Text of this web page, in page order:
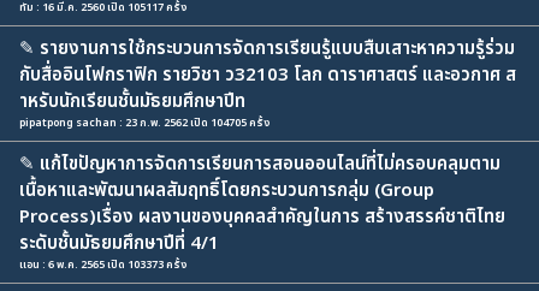
ทัม : 16 มี.ค. 2560 เปิด 105117 ครั้ง
✎ รายงานการใช้กระบวนการจัดการเรียนรู้แบบสืบเสาะหาความรู้ร่วม
กับสื่ออินโฟกราฟิก รายวิชา ว32103 โลก ดาราศาสตร์ และอวกาศ ส
าหรับนักเรียนชั้นมัธยมศึกษาปีท
pipatpong sachan : 23 ก.พ. 2562 เปิด 104705 ครั้ง
✎ แก้ไขปัญหาการจัดการเรียนการสอนออนไลน์ที่ไม่ครอบคลุมตาม
เนื้อหาและพัฒนาผลสัมฤทธิ์โดยกระบวนการกลุ่ม (Group
Process)เรื่อง ผลงานของบุคคลสำคัญในการ สร้างสรรค์ชาติไทย
ระดับชั้นมัธยมศึกษาปีที่ 4/1
แอน : 6 พ.ค. 2565 เปิด 103373 ครั้ง